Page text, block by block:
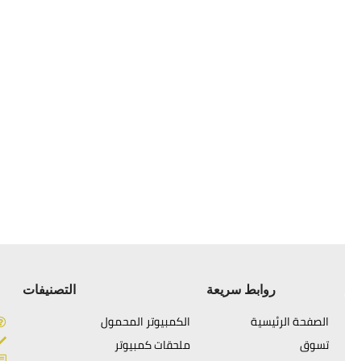
روابط سريعة
الصفحة الرئيسية
تسوق
التصنيفات
الكمبيوتر المحمول
ملحقات كمبيوتر